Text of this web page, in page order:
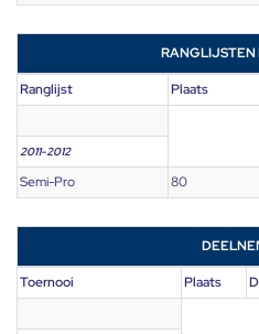
RANGLIJSTEN
Ranglijst Plaats
2011-2012
Semi-Pro 80
Toernooi Plaats